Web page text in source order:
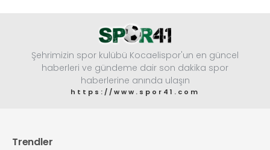
Şehrimizin spor kulübü Kocaelispor'un en güncel
haberleri ve gündeme dair son dakika spor
haberlerine anında ulaşın
https://www.spor41.com
Trendler